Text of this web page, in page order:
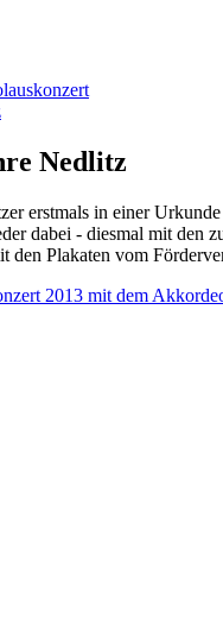
Nedlitz
erstmals in einer
dabei - diesmal mit den
Plakaten vom
2013 mit dem